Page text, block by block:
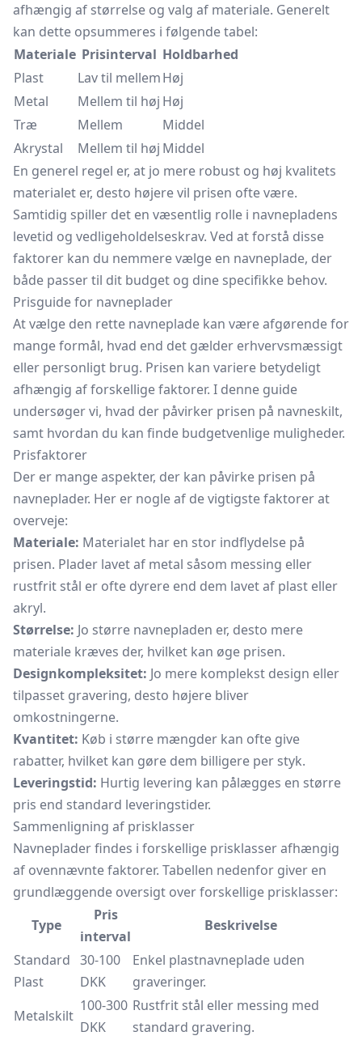
afhængig af størrelse og valg af materiale. Generelt
kan dette opsummeres i følgende tabel:
Materiale Prisinterval Holdbarhed
Plast
Lav til mellemHøj
Metal
Mellem til høj Høj
Træ
Mellem
Middel
Akrystal
Mellem til høj Middel
En generel regel er, at jo mere robust og høj kvalitets
materialet er, desto højere vil prisen ofte være.
Samtidig spiller det en væsentlig rolle i navnepladens
levetid og vedligeholdelseskrav. Ved at forstå disse
faktorer kan du nemmere vælge en navneplade, der
både passer til dit budget og dine specifikke behov.
Prisguide for navneplader
At vælge den rette navneplade kan være afgørende for
mange formål, hvad end det gælder erhvervsmæssigt
eller personligt brug. Prisen kan variere betydeligt
afhængig af forskellige faktorer. I denne guide
undersøger vi, hvad der påvirker prisen på navneskilt,
samt hvordan du kan finde budgetvenlige muligheder.
Prisfaktorer
Der er mange aspekter, der kan påvirke prisen på
navneplader. Her er nogle af de vigtigste faktorer at
overveje:
Materiale: Materialet har en stor indflydelse på
prisen. Plader lavet af metal såsom messing eller
rustfrit stål er ofte dyrere end dem lavet af plast eller
akryl.
Størrelse: Jo større navnepladen er, desto mere
materiale kræves der, hvilket kan øge prisen.
Designkompleksitet: Jo mere komplekst design eller
tilpasset gravering, desto højere bliver
omkostningerne.
Kvantitet: Køb i større mængder kan ofte give
rabatter, hvilket kan gøre dem billigere per styk.
Leveringstid: Hurtig levering kan pålægges en større
pris end standard leveringstider.
Sammenligning af prisklasser
Navneplader findes i forskellige prisklasser afhængig
af ovennævnte faktorer. Tabellen nedenfor giver en
grundlæggende oversigt over forskellige prisklasser:
Type
Pris
interval
Beskrivelse
Standard
Plast
30-100
DKK
Enkel plastnavneplade uden
graveringer.
Metalskilt
100-300
DKK
Rustfrit stål eller messing med
standard gravering.